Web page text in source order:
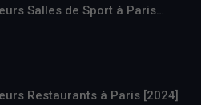
Salles de Sport à Paris…
Restaurants à Paris [2024]